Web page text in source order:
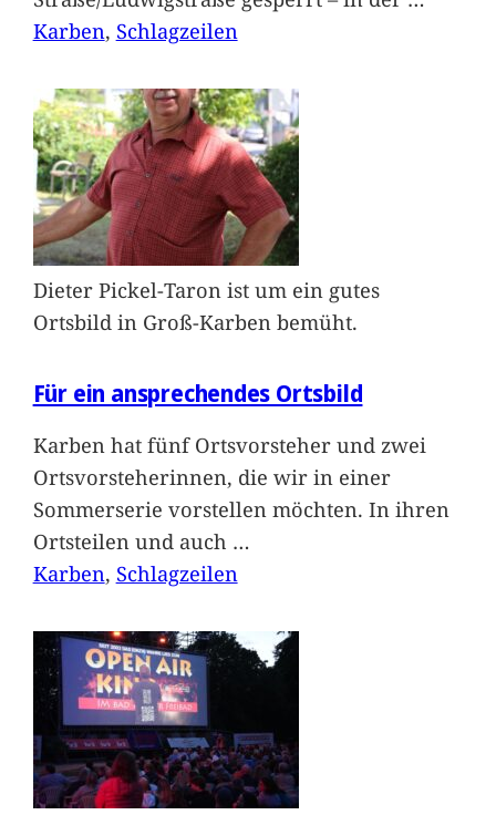
Karben, Schlagzeilen
Dieter Pickel-Taron ist um ein gutes
Ortsbild in Groß-Karben bemüht.
Für ein ansprechendes Ortsbild
Karben hat fünf Ortsvorsteher und zwei
Ortsvorsteherinnen, die wir in einer
Sommerserie vorstellen möchten. In ihren
Ortsteilen und auch …
Karben, Schlagzeilen